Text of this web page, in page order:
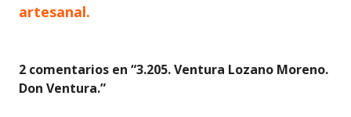
entradas
artesanal.
2 comentarios en “3.205. Ventura Lozano Moreno.
Don Ventura.”